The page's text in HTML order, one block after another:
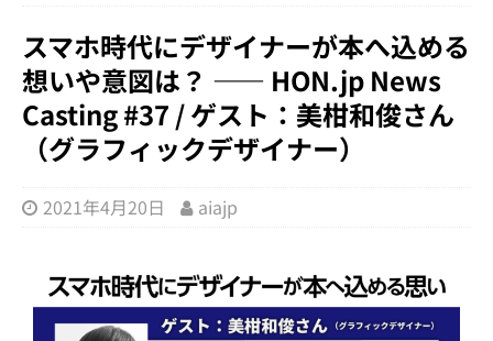
スマホ時代にデザイナーが本へ込める
想いや意図は？ ―― HON.jp News
Casting #37 / ゲスト：美柑和俊さん
（グラフィックデザイナー）
2021年4月20日 aiajp